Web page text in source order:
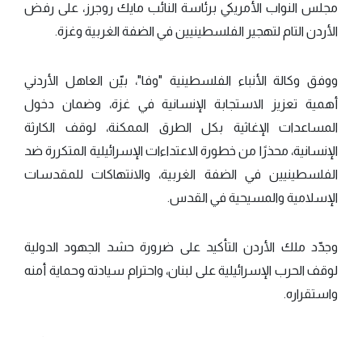
مجلس النواب الأمريكي برئاسة النائب مايك روجرز، على رفض
الأردن التام لتهجير الفلسطينيين في الضفة الغربية وغزة.
ووفق وكالة الأنباء الفلسطينية "وفا"، بيّن العاهل الأردني
أهمية تعزيز الاستجابة الإنسانية في غزة، وضمان دخول
المساعدات الإغاثية بكل الطرق الممكنة، لوقف الكارثة
الإنسانية، محذرًا من خطورة الاعتداءات الإسرائيلية المتكررة ضد
الفلسطينيين في الضفة الغربية، والانتهاكات للمقدسات
الإسلامية والمسيحية في القدس.
وجدّد ملك الأردن التأكيد على ضرورة حشد الجهود الدولية
لوقف الحرب الإسرائيلية على لبنان، واحترام سيادته وحماية أمنه
واستقراره.